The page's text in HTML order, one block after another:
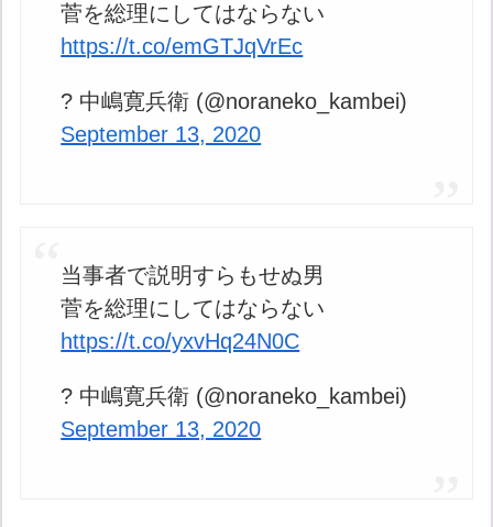
菅を総理にしてはならない
https://t.co/emGTJqVrEc
? 中嶋寛兵衛 (@noraneko_kambei)
September 13, 2020
当事者で説明すらもせぬ男
菅を総理にしてはならない
https://t.co/yxvHq24N0C
? 中嶋寛兵衛 (@noraneko_kambei)
September 13, 2020